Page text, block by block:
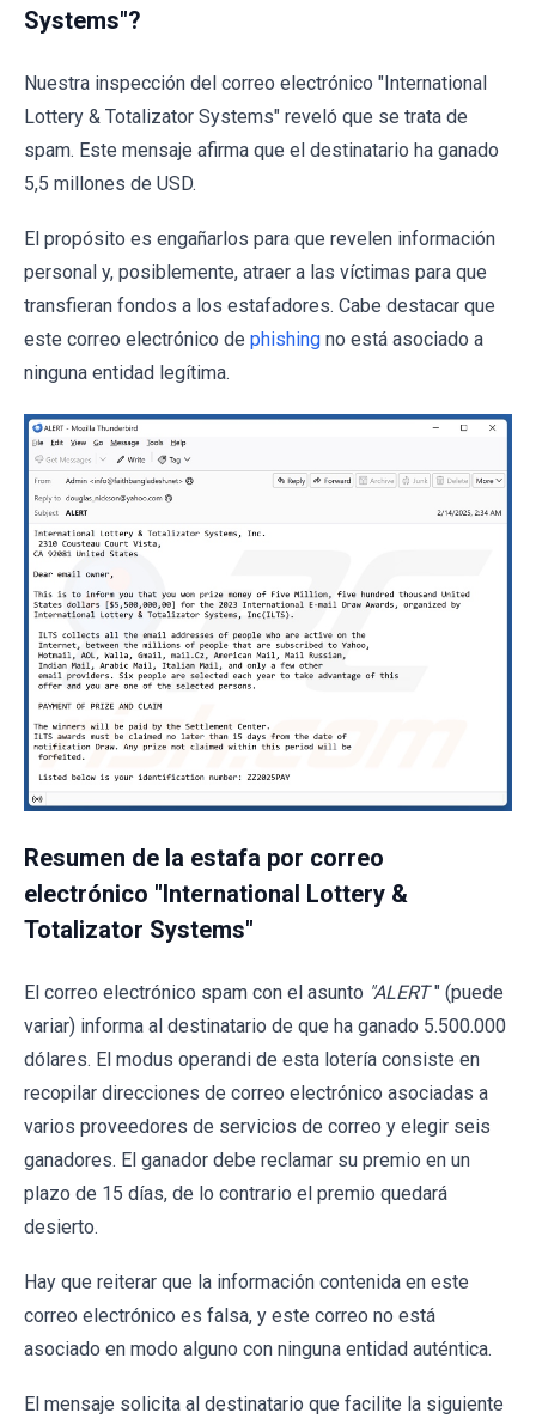
Systems"?
Nuestra inspección del correo electrónico "International
Lottery & Totalizator Systems" reveló que se trata de
spam. Este mensaje afirma que el destinatario ha ganado
5,5 millones de USD.
El propósito es engañarlos para que revelen información
personal y, posiblemente, atraer a las víctimas para que
transfieran fondos a los estafadores. Cabe destacar que
este correo electrónico de phishing no está asociado a
ninguna entidad legítima.
Resumen de la estafa por correo
electrónico "International Lottery &
Totalizator Systems"
El correo electrónico spam con el asunto "ALERT " (puede
variar) informa al destinatario de que ha ganado 5.500.000
dólares. El modus operandi de esta lotería consiste en
recopilar direcciones de correo electrónico asociadas a
varios proveedores de servicios de correo y elegir seis
ganadores. El ganador debe reclamar su premio en un
plazo de 15 días, de lo contrario el premio quedará
desierto.
Hay que reiterar que la información contenida en este
correo electrónico es falsa, y este correo no está
asociado en modo alguno con ninguna entidad auténtica.
El mensaje solicita al destinatario que facilite la siguiente